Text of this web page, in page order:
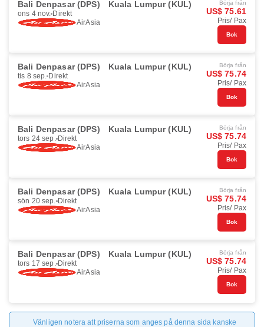
Bali Denpasar (DPS) Kuala Lumpur (KUL)
ons 4 nov. Direkt
AirAsia
Börja från
US$ 75.61
Pris/ Pax
Bok
Bali Denpasar (DPS) Kuala Lumpur (KUL)
tis 8 sep. Direkt
AirAsia
Börja från
US$ 75.74
Pris/ Pax
Bok
Bali Denpasar (DPS) Kuala Lumpur (KUL)
tors 24 sep. Direkt
AirAsia
Börja från
US$ 75.74
Pris/ Pax
Bok
Bali Denpasar (DPS) Kuala Lumpur (KUL)
sön 20 sep. Direkt
AirAsia
Börja från
US$ 75.74
Pris/ Pax
Bok
Bali Denpasar (DPS) Kuala Lumpur (KUL)
tors 17 sep. Direkt
AirAsia
Börja från
US$ 75.74
Pris/ Pax
Bok
Vänligen notera att priserna som anges på denna sida kanske